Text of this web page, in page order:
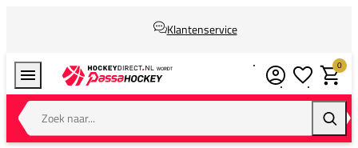
Klantenservice
Zoek naar...
0